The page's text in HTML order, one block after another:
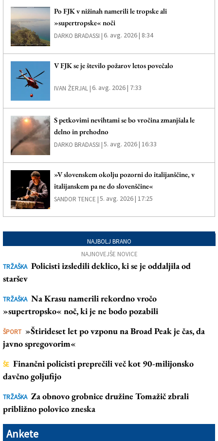
Po FJK v nižinah namerili le tropske ali
»supertropske« noči
DARKO BRADASSI | 6. avg. 2026 | 8:34
V FJK se je število požarov letos povečalo
IVAN ŽERJAL | 6. avg. 2026 | 7:33
S petkovimi nevihtami se bo vročina zmanjšala le
delno in prehodno
DARKO BRADASSI |5. avg. 2026 | 16:33
»V slovenskem okolju pozorni do italijanščine, v
italijanskem pa ne do slovenščine«
SANDOR TENCE |5. avg. 2026 | 17:25
NAJBOLJ BRANO
NAJNOVEJŠE NOVICE
TRŽAŠKA Policisti izsledili deklico, ki se je oddaljila od
staršev
TRŽAŠKA Na Krasu namerili rekordno vročo
»supertropsko« noč, ki je ne bodo pozabili
ŠPORT »Štirideset let po vzponu na Broad Peak je čas, da
javno spregovorim«
ŠE Finančni policisti preprečili več kot 90-milijonsko
davčno goljufijo
TRŽAŠKA Za obnovo grobnice družine Tomažič zbrali
približno polovico zneska
Ankete